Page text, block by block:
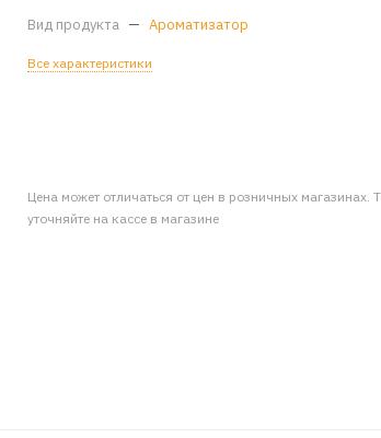
Вид продукта — Ароматизатор
Все характеристики
Цена может отличаться от цен в розничных
уточняйте на кассе в магазине